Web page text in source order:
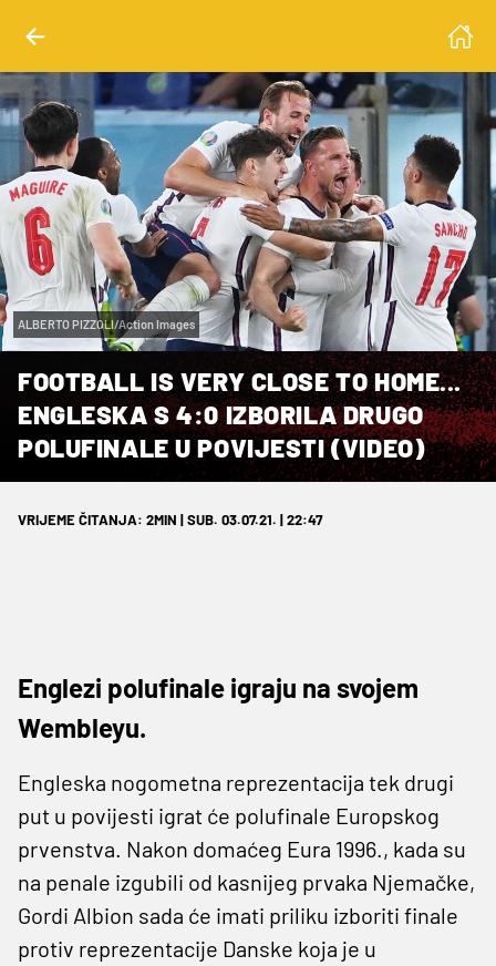
ALBERTO PIZZOLI/Action Images
FOOTBALL IS VERY CLOSE TO HOME...
ENGLESKA S 4:0 IZBORILA DRUGO
POLUFINALE U POVIJESTI (VIDEO)
VRIJEME ČITANJA: 2MIN | SUB. 03.07.21. | 22:47
Englezi polufinale igraju na svojem
Wembleyu.
Engleska nogometna reprezentacija tek drugi
put u povijesti igrat će polufinale Europskog
prvenstva. Nakon domaćeg Eura 1996., kada su
na penale izgubili od kasnijeg prvaka Njemačke,
Gordi Albion sada će imati priliku izboriti finale
protiv reprezentacije Danske koja je u